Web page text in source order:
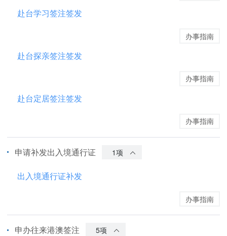
赴台学习签注签发
办事指南
赴台探亲签注签发
办事指南
赴台定居签注签发
办事指南
申请补发出入境通行证 1项
出入境通行证补发
办事指南
申办往来港澳签注 5项